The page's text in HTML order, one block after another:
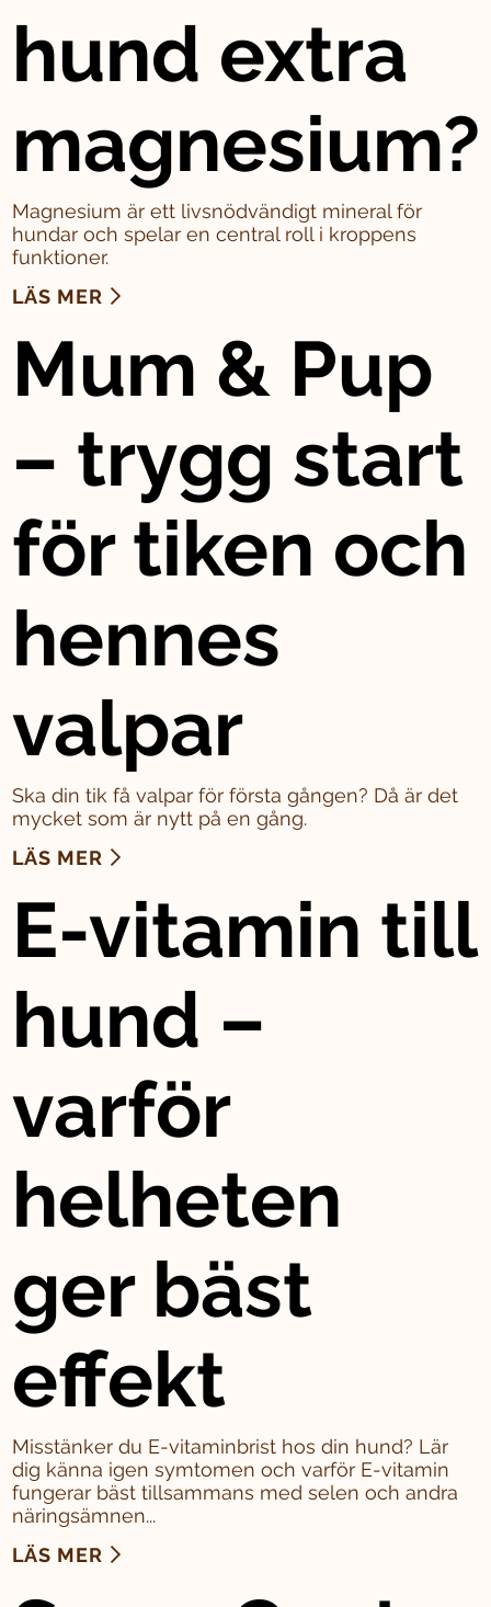
hund extra
magnesium?
Magnesium är ett livsnödvändigt mineral för
hundar och spelar en central roll i kroppens
funktioner.
LÄS MER
Mum & Pup
– trygg start
för tiken och
hennes
valpar
Ska din tik få valpar för första gången? Då är det
mycket som är nytt på en gång.
LÄS MER
E-vitamin till
hund –
varför
helheten
ger bäst
effekt
Misstänker du E-vitaminbrist hos din hund? Lär
dig känna igen symtomen och varför E-vitamin
fungerar bäst tillsammans med selen och andra
näringsämnen...
LÄS MER